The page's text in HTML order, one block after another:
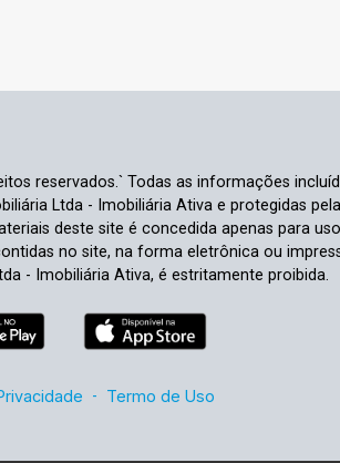
reservados.` Todas as informações
Ltda - Imobiliária Ativa e protegidas
deste site é concedida apenas para
no site, na forma eletrônica ou
- Imobiliária Ativa, é estritamente proibida.
- Termo de Uso